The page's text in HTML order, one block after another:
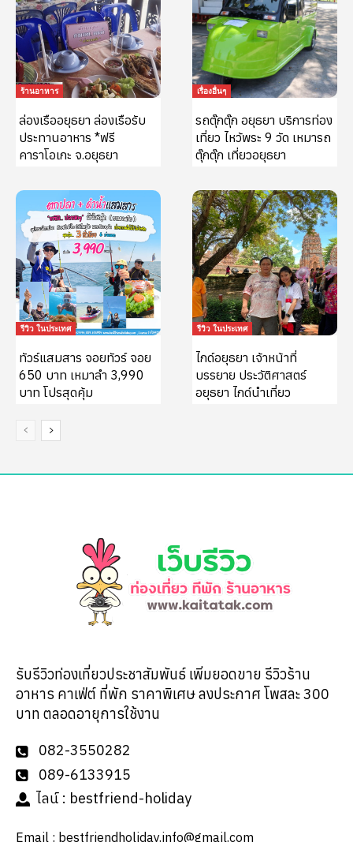
ร้านอาหาร
ล่องเรืออยุธยา ล่องเรือรับ
ประทานอาหาร *ฟรี
คาราโอเกะ จ.อยุธยา
เรื่องอื่นๆ
รถตุ๊กตุ๊ก อยุธยา บริการท่อง
เที่ยว ไหว้พระ 9 วัด เหมารถ
ตุ๊กตุ๊ก เที่ยวอยุธยา
รีวิว ในประเทศ
ทัวร์แสมสาร จอยทัวร์ จอย
650 บาท เหมาลำ 3,990
บาท โปรสุดคุ้ม
รีวิว ในประเทศ
ไกด์อยุธยา เจ้าหน้าที่
บรรยาย ประวัติศาสตร์
อยุธยา ไกด์นำเที่ยว
รับรีวิวท่องเที่ยวประชาสัมพันธ์ เพิ่มยอดขาย รีวิวร้าน
อาหาร คาเฟ่ต์ ที่พัก ราคาพิเศษ ลงประกาศ โพสละ 300
บาท ตลอดอายุการใช้งาน
082-3550282
089-6133915
ไลน์ : bestfriend-holiday
Email : bestfriendholiday.info@gmail.com